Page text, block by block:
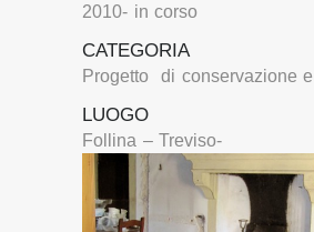
2010- in corso
CATEGORIA
Progetto di conservazione
LUOGO
Follina – Treviso-